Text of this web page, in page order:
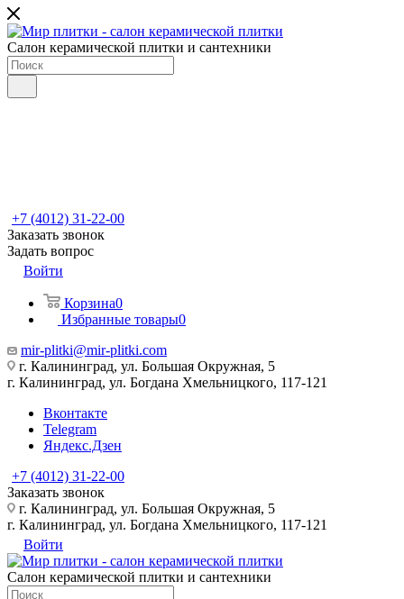
Салон керамической плитки и сантехники
+7 (4012) 31-22-00
Заказать звонок
Задать вопрос
Войти
Корзина0
Избранные товары0
mir-plitki@mir-plitki.com
г. Калининград, ул. Большая Окружная, 5
г. Калининград, ул. Богдана Хмельницкого, 117-121
Вконтакте
Telegram
Яндекс.Дзен
+7 (4012) 31-22-00
Заказать звонок
г. Калининград, ул. Большая Окружная, 5
г. Калининград, ул. Богдана Хмельницкого, 117-121
Войти
Салон керамической плитки и сантехники